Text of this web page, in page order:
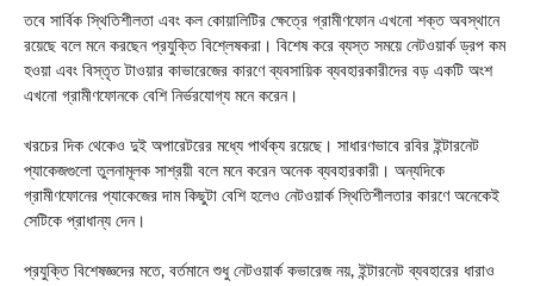
তবে সার্বিক স্থিতিশীলতা এবং কল কোয়ালিটির ক্ষেত্রে গ্রামীণফোন এখনো শক্ত অবস্থানে
রয়েছে বলে মনে করছেন প্রযুক্তি বিশ্লেষকরা। বিশেষ করে ব্যস্ত সময়ে নেটওয়ার্ক ড্রপ কম
হওয়া এবং বিস্তৃত টাওয়ার কাভারেজের কারণে ব্যবসায়িক ব্যবহারকারীদের বড় একটি অংশ
এখনো গ্রামীণফোনকে বেশি নির্ভরযোগ্য মনে করেন।
খরচের দিক থেকেও দুই অপারেটরের মধ্যে পার্থক্য রয়েছে। সাধারণভাবে রবির ইন্টারনেট
প্যাকেজগুলো তুলনামূলক সাশ্রয়ী বলে মনে করেন অনেক ব্যবহারকারী। অন্যদিকে
গ্রামীণফোনের প্যাকেজের দাম কিছুটা বেশি হলেও নেটওয়ার্ক স্থিতিশীলতার কারণে অনেকেই
সেটিকে প্রাধান্য দেন।
প্রযুক্তি বিশেষজ্ঞদের মতে, বর্তমানে শুধু নেটওয়ার্ক কভারেজ নয়, ইন্টারনেট ব্যবহারের ধারাও